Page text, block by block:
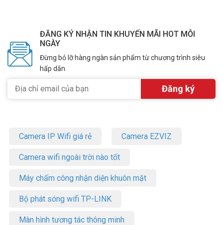
ĐĂNG KÝ NHẬN TIN KHUYẾN MÃI HOT MỖI
NGÀY
Đừng bỏ lỡ hàng ngàn sản phẩm từ chương trình siêu
hấp dẫn
Camera IP Wifi giá rẻ Camera EZVIZ
Camera wifi ngoài trời nào tốt
Máy chấm công nhận diện khuôn mặt
Bộ phát sóng wifi TP-LINK
Màn hình tương tác thông minh